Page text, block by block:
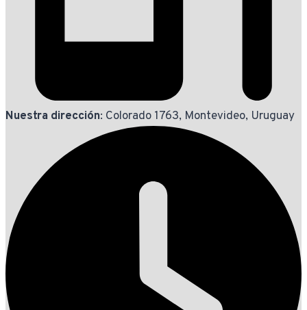
Nuestra dirección: Colorado 1763, Montevideo, Uruguay